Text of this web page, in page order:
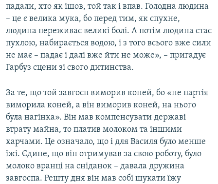
падали, хто як ішов, той так і впав. Голодна людина
– це є велика мука, бо перед тим, як спухне,
людина переживає великі болі. А потім людина стає
пухлою, набирається водою, і з того всього вже сили
не має – падає і далі вже йти не може», – пригадує
Гарбуз сцени зі свого дитинства.
За те, що той завгосп виморив коней, бо «не партія
виморила коней, а він виморив коней, на нього
була нагінка». Він мав компенсувати державі
втрату майна, то платив молоком та іншими
харчами. Це означало, що і для Василя було менше
їжі. Єдине, що він отримував за свою роботу, було
молоко вранці на сніданок – давала дружина
завгоспа. Решту дня він мав собі шукати їжу